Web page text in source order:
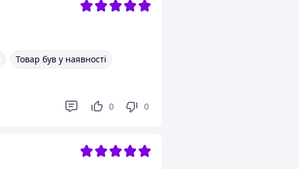
Товар був у наявності
0 0